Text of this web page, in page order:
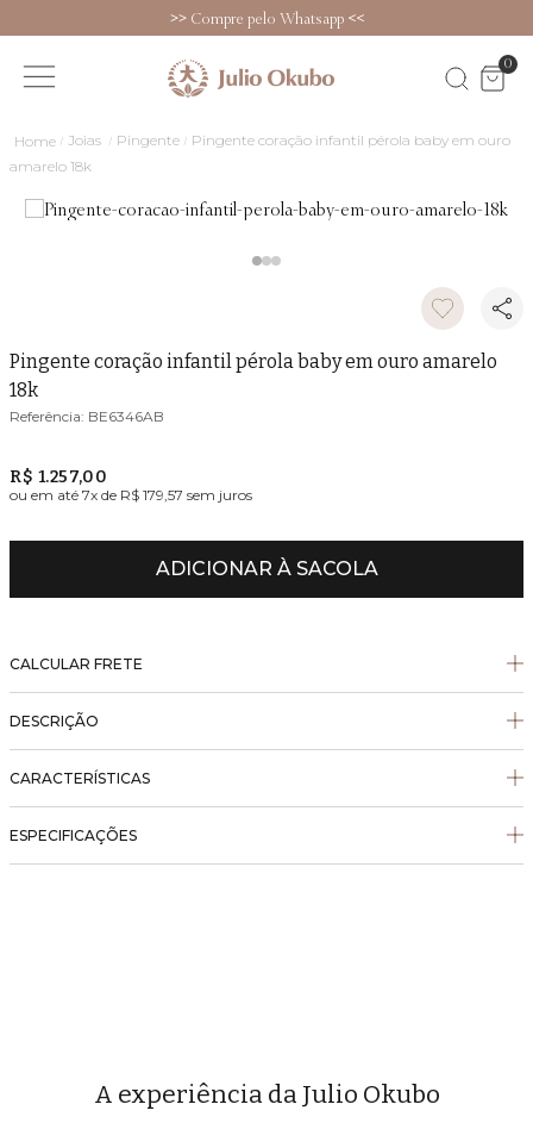
>>Compre pelo Whatsapp <<
0
Joias Pingente
Pingente coração infantil pérola baby em ouro
amarelo 18k
Pingente coração infantil pérola baby em ouro amarelo
18k
BE6346AB
R$ 1.257,00
ou em até 7x de R$ 179,57 sem juros
ADICIONAR À SACOLA
CALCULAR FRETE
DESCRIÇÃO
CARACTERÍSTICAS
ESPECIFICAÇÕES
A experiência da Julio Okubo